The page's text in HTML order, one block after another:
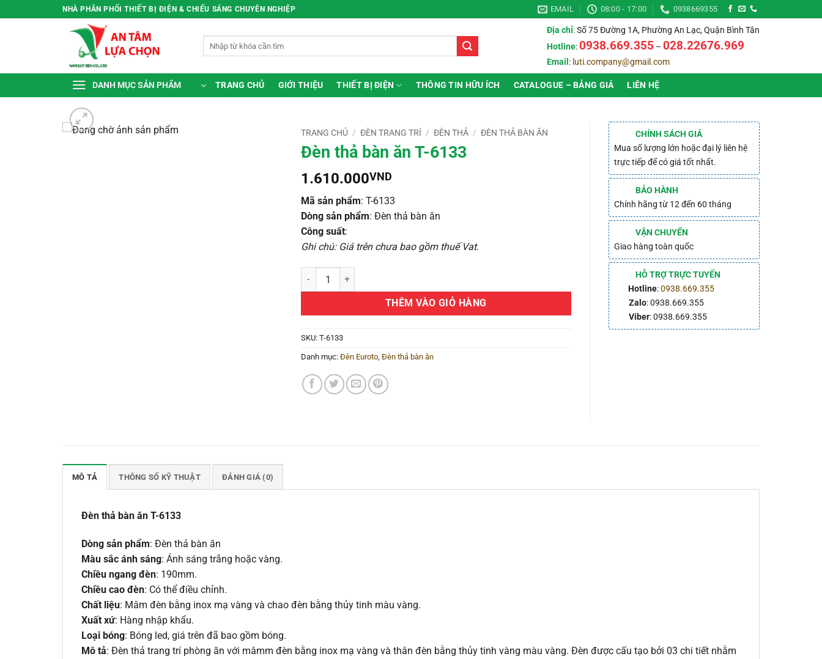
qua
NHÀ PHÂN PHỐI THIẾT BỊ ĐIỆN & CHIẾU SÁNG CHUYÊN NGHIỆP EMAIL 08:00 - 17:00 0938669355
Địa chỉ:Số 75 Đường 1A, Phường An Lạc, Quận Bình Tân
Hotline:0938.669.355 – 028.22676.969
Email : luti.company@gmail.com
DANH MỤC SẢN PHẨM TRANG CHỦ GIỚI THIỆU THIẾT BỊ ĐIỆN THÔNG TIN HỮU ÍCH CATALOGUE – BẢNG GIÁ LIÊN HỆ
TRANG CHỦ / ĐÈN TRANG TRÍ / ĐÈN THẢ / ĐÈN THẢ BÀN ĂN
Đèn thả bàn ăn T-6133
1.610.000VND
Mã sản phẩm: T-6133
Dòng sản phẩm: Đèn thả bàn ăn
Công suất:
Ghi chú: Giá trên chưa bao gồm thuế Vat.
Đèn thả bàn ăn T-6133 số lượng
THÊM VÀO GIỎ HÀNG
SKU: T-6133
Danh mục: Đèn Euroto, Đèn thả bàn ăn
CHÍNH SÁCH GIÁ
Mua số lượng lớn hoặc đại lý liên hệ
trực tiếp để có giá tốt nhất.
BẢO HÀNH
Chính hãng từ 12 đến 60 tháng
VẬN CHUYỂN
Giao hàng toàn quốc
HỖ TRỢ TRỰC TUYẾN
Hotline:0938.669.355
Zalo: 0938.669.355
Viber: 0938.669.355
MÔ TẢ THÔNG SỐ KỸ THUẬT ĐÁNH GIÁ (0)
Đèn thả bàn ăn T-6133
Dòng sản phẩm: Đèn thả bàn ăn
Màu sắc ánh sáng: Ánh sáng trắng hoặc vàng.
Chiều ngang đèn: 190mm.
Chiều cao đèn: Có thể điều chỉnh.
Chất liệu: Mâm đèn bằng inox mạ vàng và chao đèn bằng thủy tinh màu vàng.
Xuất xứ: Hàng nhập khẩu.
Loại bóng: Bóng led, giá trên đã bao gồm bóng.
Mô tả: Đèn thả trang trí phòng ăn với mâmm đèn bằng inox mạ vàng và thân đèn bằng thủy tinh vàng màu vàng. Đèn được cấu tạo bởi 03 chi tiết nhằm